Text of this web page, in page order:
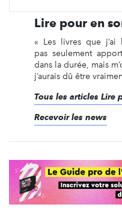
Lire pour en
« Les livres que j’ai
pas seulement
dans la durée, mais
j’aurais dû être
Tous les articles Lire
Recevoir les news